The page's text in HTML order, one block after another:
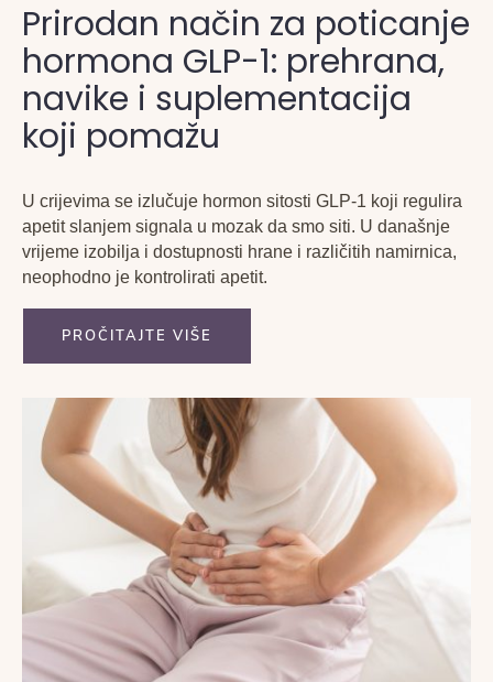
Prirodan način za poticanje
hormona GLP-1: prehrana,
navike i suplementacija
koji pomažu
U crijevima se izlučuje hormon sitosti GLP-1 koji regulira
apetit slanjem signala u mozak da smo siti. U današnje
vrijeme izobilja i dostupnosti hrane i različitih namirnica,
neophodno je kontrolirati apetit.
PROČITAJTE VIŠE